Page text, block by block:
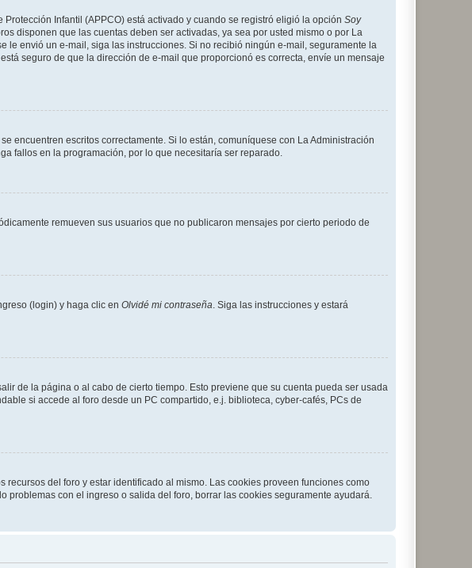
Infantil (APPCO) está activado y cuando se registró eligió la opción Soy
disponen que las cuentas deben ser activadas, ya sea por usted mismo o por La
envió un e-mail, siga las instrucciones. Si no recibió ningún e-mail, seguramente la
seguro de que la dirección de e-mail que proporcionó es correcta, envíe un mensaje
encuentren escritos correctamente. Si lo están, comuníquese con La Administración
fallos en la programación, por lo que necesitaría ser reparado.
remueven sus usuarios que no publicaron mensajes por cierto periodo de
(login) y haga clic en Olvidé mi contraseña . Siga las instrucciones y estará
de la página o al cabo de cierto tiempo. Esto previene que su cuenta pueda ser usada
si accede al foro desde un PC compartido, e.j. biblioteca, cyber-cafés, PCs de
del foro y estar identificado al mismo. Las cookies proveen funciones como
con el ingreso o salida del foro, borrar las cookies seguramente ayudará.